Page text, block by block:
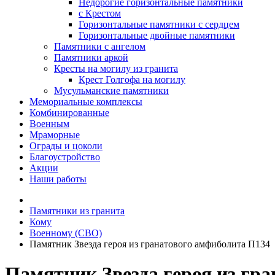
Недорогие горизонтальные памятники
с Крестом
Горизонтальные памятники с сердцем
Горизонтальные двойные памятники
Памятники с ангелом
Памятники аркой
Кресты на могилу из гранита
Крест Голгофа на могилу
Мусульманские памятники
Мемориальные комплексы
Комбинированные
Военным
Мраморные
Ограды и цоколи
Благоустройство
Акции
Наши работы
Памятники из гранита
Кому
Военному (СВО)
Памятник Звезда героя из гранатового амфиболита П134